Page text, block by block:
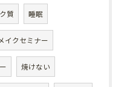
質 睡眠
メイクセミナー
焼けない